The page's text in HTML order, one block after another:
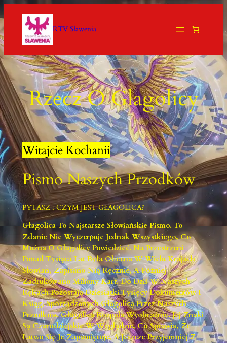
Do
Treści
RTV Sławenia
Rzecz O Glagolicy
Witajcie Kochanii
Pismo Naszych Przodków
PYTASZ ; CZYM JEST GŁAGOLICA?
Głagolica To Najstarsze Słowiańskie Pismo. To
Zdanie Nie Wyczerpuje Jednak Wszystkiego, Co
Można O Głagolicy Powiedzieć. Na Przestrzeni
Ponad Tysiąca Lat Była Obecna W Wielu Krajach
Słowian, Zapisano Nią Ręcznie, A Później
Zadrukowano Miliony Kart. Do Dziś W Naszych
Rękach Pozostają Dziesiątki Tysięcy Dokumentów I
Ksiąg, Sporządzonych Głagolicą Przez Naszych
Przodków. Głagolica Rozpala Wyobraźnię. Jej Znaki
Są Czarodziejskie W Wyglądzie, Co Sprawia, Że
Łatwo Się Je Zapamiętuje, A Jeszcze Przyjemniej Z